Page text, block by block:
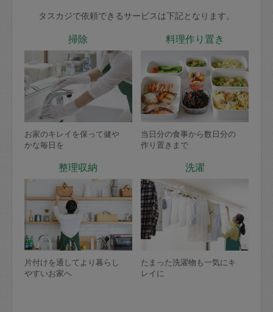
タスカジで依頼できるサービスは下記となります。
掃除
お家のキレイを保って健や
かな毎日を
料理作り置き
当日分の食事から数日分の
作り置きまで
整理収納
片付けを通してより暮らし
やすいお家へ
洗濯
たまった洗濯物も一気にキ
レイに